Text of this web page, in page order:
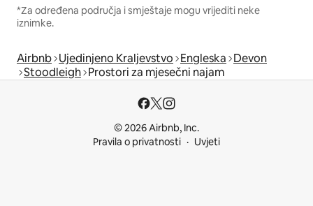
*Za određena područja i smještaje mogu vrijediti neke
iznimke.
Airbnb Ujedinjeno Kraljevstvo Engleska Devon
Stoodleigh Prostori za mjesečni najam
© 2026 Airbnb, Inc.
Pravila o privatnosti
Uvjeti